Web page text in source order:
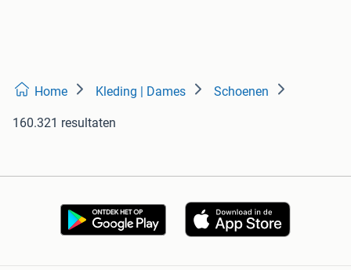
Home Kleding | Dames Schoenen
160.321 resultaten